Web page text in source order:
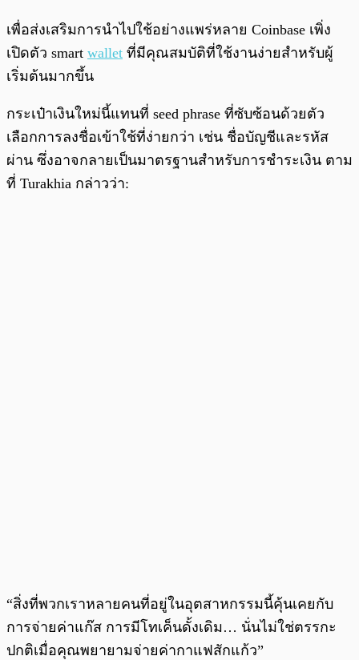
เพื่อส่งเสริมการนำไปใช้อย่างแพร่หลาย Coinbase เพิ่ง
เปิดตัว smart wallet ที่มีคุณสมบัติที่ใช้งานง่ายสำหรับผู้
เริ่มต้นมากขึ้น
กระเป๋าเงินใหม่นี้แทนที่ seed phrase ที่ซับซ้อนด้วยตัว
เลือกการลงชื่อเข้าใช้ที่ง่ายกว่า เช่น ชื่อบัญชีและรหัส
ผ่าน ซึ่งอาจกลายเป็นมาตรฐานสำหรับการชำระเงิน ตาม
ที่ Turakhia กล่าวว่า:
“สิ่งที่พวกเราหลายคนที่อยู่ในอุตสาหกรรมนี้คุ้นเคยกับ
การจ่ายค่าแก๊ส การมีโทเค็นดั้งเดิม… นั่นไม่ใช่ตรรกะ
ปกติเมื่อคุณพยายามจ่ายค่ากาแฟสักแก้ว”